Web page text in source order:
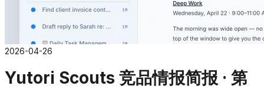
2026-04-26
Yutori Scouts 竞品情报简报 · 第